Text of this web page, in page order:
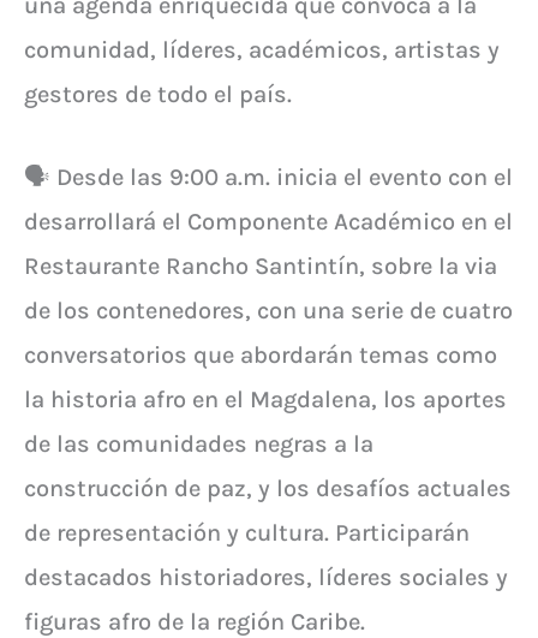
comunidad, líderes, académicos, artistas y
gestores de todo el país.
🗣️ Desde las 9:00 a.m. inicia el evento con el
desarrollará el Componente Académico en el
Restaurante Rancho Santintín, sobre la via
de los contenedores, con una serie de cuatro
conversatorios que abordarán temas como
la historia afro en el Magdalena, los aportes
de las comunidades negras a la
construcción de paz, y los desafíos actuales
de representación y cultura. Participarán
destacados historiadores, líderes sociales y
figuras afro de la región Caribe.